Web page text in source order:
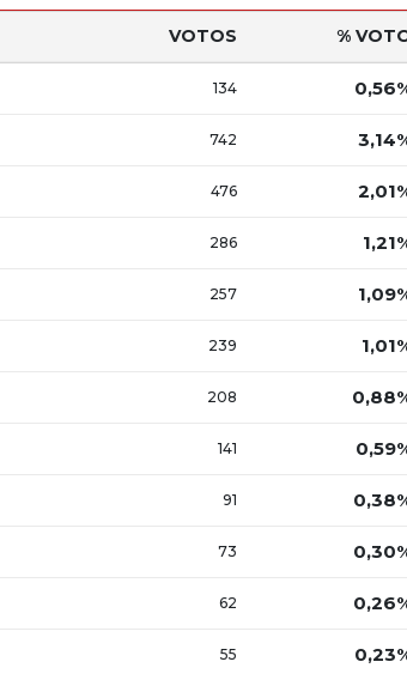
VOTOS %
134
742
476
286
257
239
208
141
91
73
62
55